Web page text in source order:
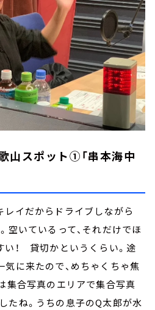
山スポット①「串本海中
レイだからドライブしながら
空いているって、それだけでほ
！ 貸切かというくらい。途
気に来たので、めちゃくちゃ焦
は集合写真のエリアで集合写真
たね。うちの息子のQ太郎が水